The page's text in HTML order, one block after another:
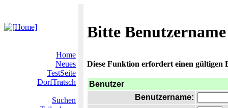
Bitte
Home
Neues
TestSeite
DorfTratsch
Suchen
Diese Funktion erfordert einen gültigen
Benutzer
Benutzername: